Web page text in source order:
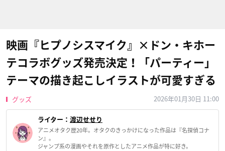
映画『ヒプノシスマイク』×ドン・キホー
テコラボグッズ発売決定！「パーティー」
テーマの描き起こしイラストが可愛すぎる
グッズ 2026年01月30日 11:00
ライター： 渡辺せせり
アニメオタク歴20年。オタクのきっかけになった作品は『名探偵コナ
ン』。
ジャンプ系の漫画やそれを原作としたアニメ作品が特に好き。